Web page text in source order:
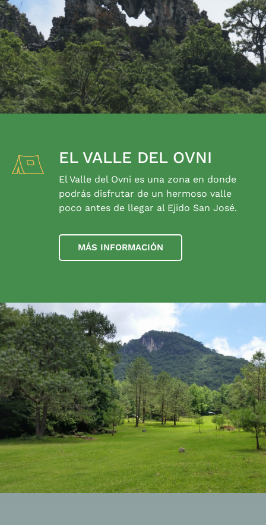
EL VALLE DEL OVNI
El Valle del Ovni es una zona en donde
podrás disfrutar de un hermoso valle
poco antes de llegar al Ejido San José.
MÁS INFORMACIÓN